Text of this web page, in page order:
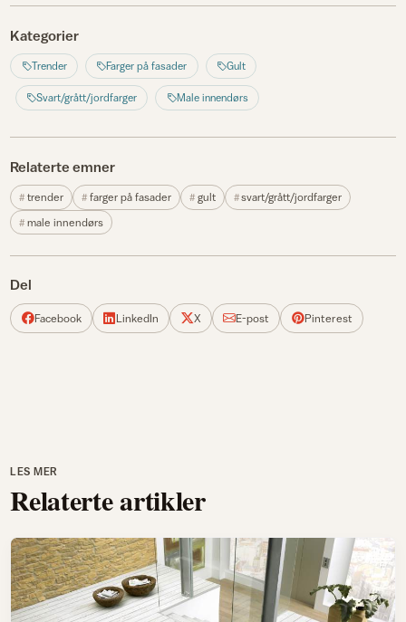
Kategorier
Trender Farger på fasader Gult
Svart/grått/jordfarger Male innendørs
Relaterte emner
trender farger på fasader gult
svart/grått/jordfarger
male innendørs
Del
Facebook LinkedIn X E-post Pinterest
LES MER
Relaterte artikler